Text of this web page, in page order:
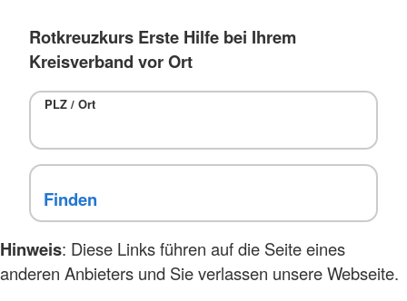
Rotkreuzkurs Erste Hilfe bei Ihrem
Kreisverband vor Ort
PLZ / Ort
Hinweis: Diese Links führen auf die Seite eines
anderen Anbieters und Sie verlassen unsere Webseite.